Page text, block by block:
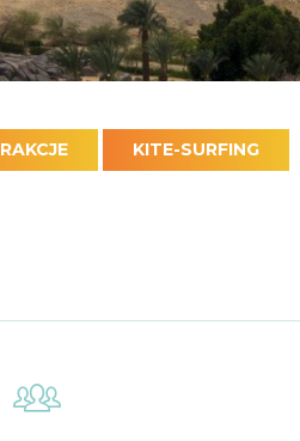
KITE-SURFING